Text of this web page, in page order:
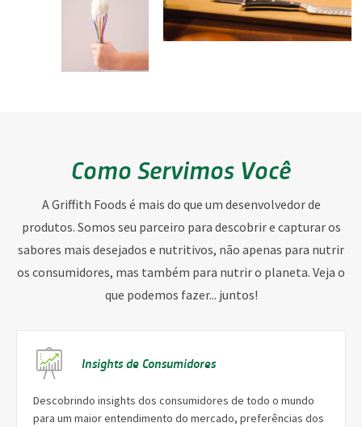
Como Servimos Você
A Griffith Foods é mais do que um desenvolvedor de
produtos. Somos seu parceiro para descobrir e capturar os
sabores mais desejados e nutritivos, não apenas para nutrir
os consumidores, mas também para nutrir o planeta. Veja o
que podemos fazer... juntos!
Insights de Consumidores
Descobrindo insights dos consumidores de todo o mundo
para um maior entendimento do mercado, preferências dos